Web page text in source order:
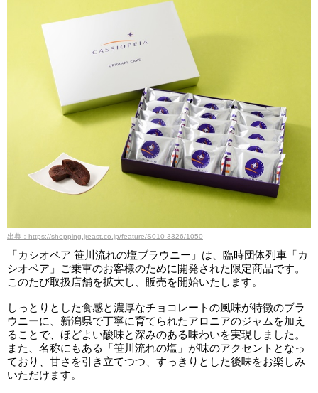
出典：https://shopping.jreast.co.jp/feature/S010-3326/1050
「カシオペア 笹川流れの塩ブラウニー」は、臨時団体列車「カ
シオペア」ご乗車のお客様のために開発された限定商品です。
このたび取扱店舗を拡大し、販売を開始いたします。
しっとりとした食感と濃厚なチョコレートの風味が特徴のブラ
ウニーに、新潟県で丁寧に育てられたアロニアのジャムを加え
ることで、ほどよい酸味と深みのある味わいを実現しました。
また、名称にもある「笹川流れの塩」が味のアクセントとなっ
ており、甘さを引き立てつつ、すっきりとした後味をお楽しみ
いただけます。